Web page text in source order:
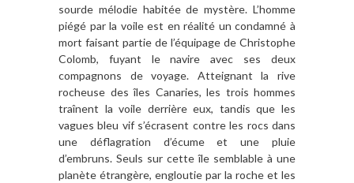
sourde mélodie habitée de mystère. L’homme
piégé par la voile est en réalité un condamné à
mort faisant partie de l’équipage de Christophe
Colomb, fuyant le navire avec ses deux
compagnons de voyage. Atteignant la rive
rocheuse des îles Canaries, les trois hommes
traînent la voile derrière eux, tandis que les
vagues bleu vif s’écrasent contre les rocs dans
une déflagration d’écume et une pluie
d’embruns. Seuls sur cette île semblable à une
planète étrangère, engloutie par la roche et les